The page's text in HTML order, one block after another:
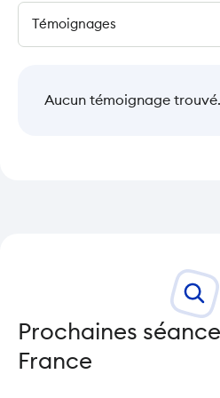
Aucun témoignage trouvé.
Prochaines
France